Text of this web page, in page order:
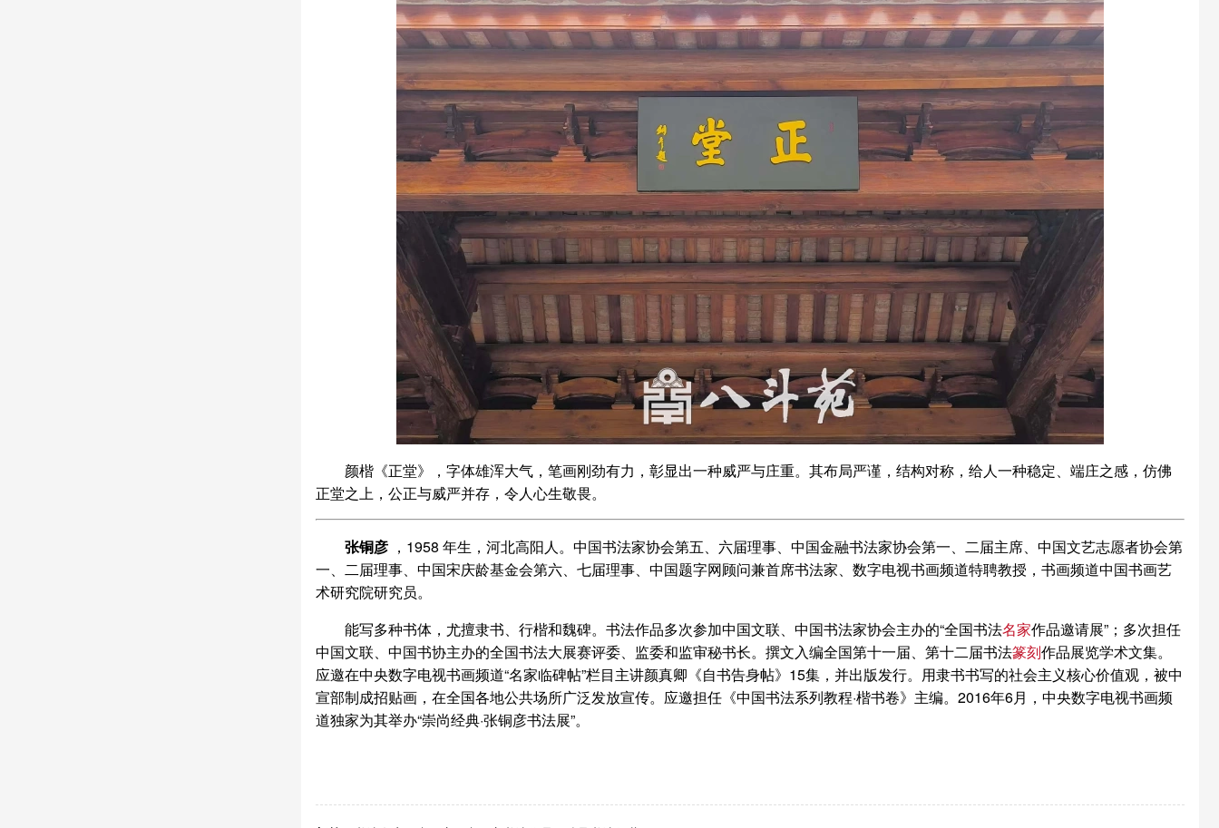
颜楷《正堂》，字体雄浑大气，笔画刚劲有力，彰显出一种威严与庄重。其布局严谨，结构对称，给人一种稳定、端庄之感，仿佛
正堂之上，公正与威严并存，令人心生敬畏。
张铜彦 ，1958 年生，河北高阳人。中国书法家协会第五、六届理事、中国金融书法家协会第一、二届主席、中国文艺志愿者协会第
一、二届理事、中国宋庆龄基金会第六、七届理事、中国题字网顾问兼首席书法家、数字电视书画频道特聘教授，书画频道中国书画艺
术研究院研究员。
能写多种书体，尤擅隶书、行楷和魏碑。书法作品多次参加中国文联、中国书法家协会主办的“全国书法名家作品邀请展”；多次担任
中国文联、中国书协主办的全国书法大展赛评委、监委和监审秘书长。撰文入编全国第十一届、第十二届书法篆刻作品展览学术文集。
应邀在中央数字电视书画频道“名家临碑帖”栏目主讲颜真卿《自书告身帖》15集，并出版发行。用隶书书写的社会主义核心价值观，被中
宣部制成招贴画，在全国各地公共场所广泛发放宣传。应邀担任《中国书法系列教程·楷书卷》主编。2016年6月，中央数字电视书画频
道独家为其举办“崇尚经典·张铜彦书法展”。